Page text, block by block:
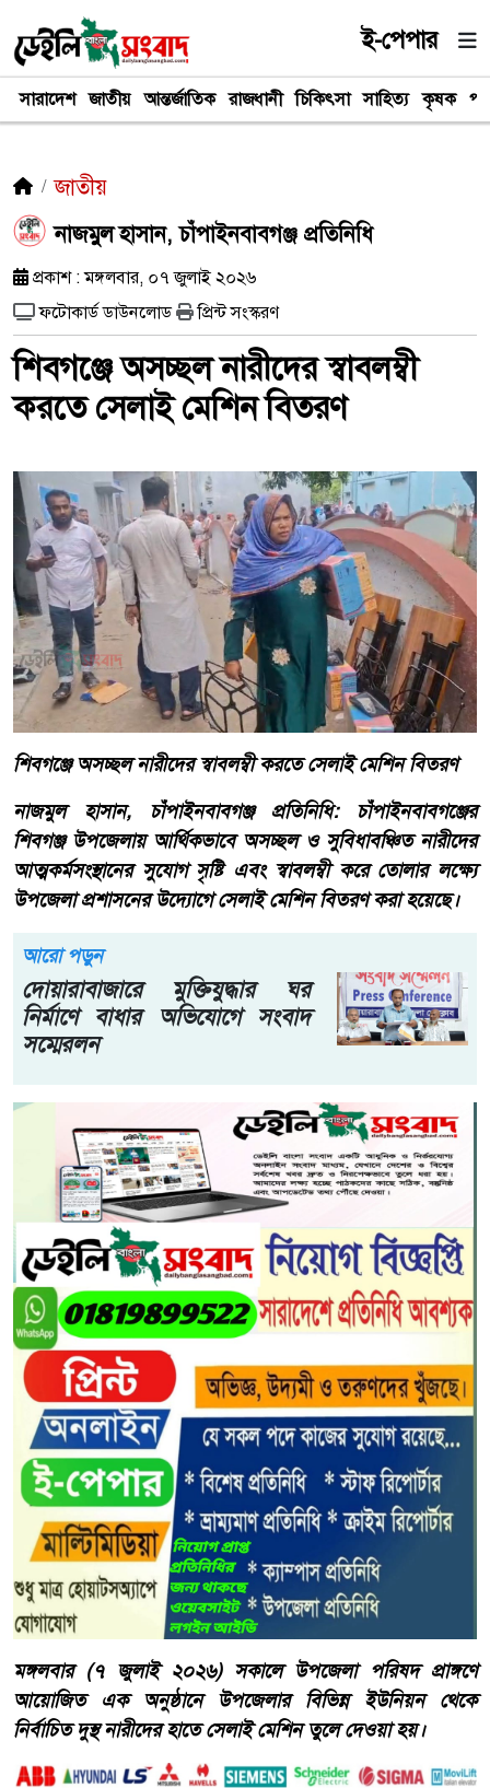
ই-পেপার
সারাদেশ জাতীয় আন্তর্জাতিক রাজধানী চিকিৎসা সাহিত্য কৃষক
জাতীয়
নাজমুল হাসান, চাঁপাইনবাবগঞ্জ প্রতিনিধি
প্রকাশ : মঙ্গলবার, ০৭ জুলাই ২০২৬
ফটোকার্ড ডাউনলোড
প্রিন্ট সংস্করণ
শিবগঞ্জে অসচ্ছল নারীদের স্বাবলম্বী
করতে সেলাই মেশিন বিতরণ
শিবগঞ্জে অসচ্ছল নারীদের স্বাবলম্বী করতে সেলাই মেশিন বিতরণ
নাজমুল হাসান, চাঁপাইনবাবগঞ্জ প্রতিনিধি: চাঁপাইনবাবগঞ্জের
শিবগঞ্জ উপজেলায় আর্থিকভাবে অসচ্ছল ও সুবিধাবঞ্চিত নারীদের
আত্মকর্মসংস্থানের সুযোগ সৃষ্টি এবং স্বাবলম্বী করে তোলার লক্ষ্যে
উপজেলা প্রশাসনের উদ্যোগে সেলাই মেশিন বিতরণ করা হয়েছে।
আরো পড়ুন
দোয়ারাবাজারে মুক্তিযুদ্ধার ঘর
নির্মাণে বাধার অভিযোগে সংবাদ
সম্মেরলন
মঙ্গলবার (৭ জুলাই ২০২৬) সকালে উপজেলা পরিষদ প্রাঙ্গণে
আয়োজিত এক অনুষ্ঠানে উপজেলার বিভিন্ন ইউনিয়ন থেকে
নির্বাচিত দুস্থ নারীদের হাতে সেলাই মেশিন তুলে দেওয়া হয়।